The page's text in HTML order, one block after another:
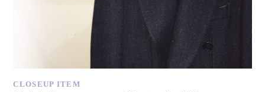
CLOSEUP ITEM